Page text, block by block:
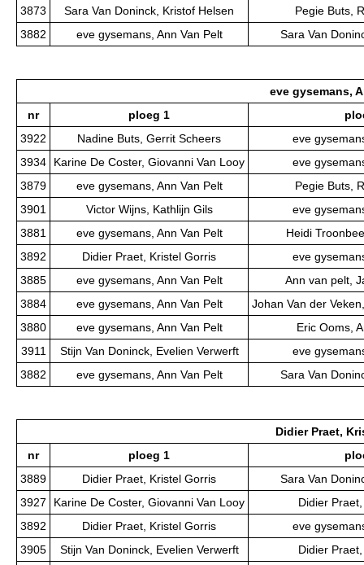
3873 Sara Van Doninck, Kristof Helsen
Pegie Buts,
3882
eve gysemans, Ann Van Pelt Sara Van
eve gysemans,
nr
ploeg 1
3922
Nadine Buts, Gerrit Scheers
eve
3934
Karine De Coster, Giovanni Van Looy
eve
3879
eve gysemans, Ann Van Pelt
Pegie Buts,
3901
Victor Wijns, Kathlijn Gils
eve
3881
eve gysemans, Ann Van Pelt
Heidi
3892
Didier Praet, Kristel Gorris
eve
3885
eve gysemans, Ann Van Pelt
Ann van pelt,
3884
eve gysemans, Ann Van Pelt
Johan Van der
3880
eve gysemans, Ann Van Pelt
Eric Ooms,
3911
Stijn Van Doninck, Evelien Verwerft
eve
3882
eve gysemans, Ann Van Pelt Sara Van
Didier Praet,
nr
ploeg 1
3889
Didier Praet, Kristel Gorris
Sara Van
3927
Karine De Coster, Giovanni Van Looy
Didier
3892
Didier Praet, Kristel Gorris
eve
3905
Stijn Van Doninck, Evelien Verwerft
Didier